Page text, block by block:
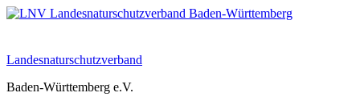
Zum
Landesnaturschutzverband
Baden-Württemberg e.V.